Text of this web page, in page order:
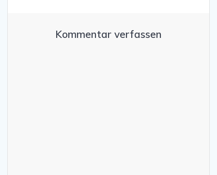
Kommentar verfassen